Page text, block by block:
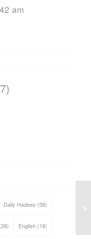
am
Daily Hadees (58)
English(18)